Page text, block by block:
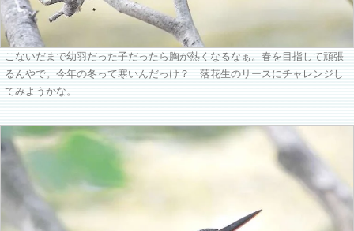
こないだまで幼羽だった子だったら胸が熱くなるなぁ。春を目指して頑張
るんやで。今年の冬って寒いんだっけ？ 落花生のリースにチャレンジし
てみようかな。